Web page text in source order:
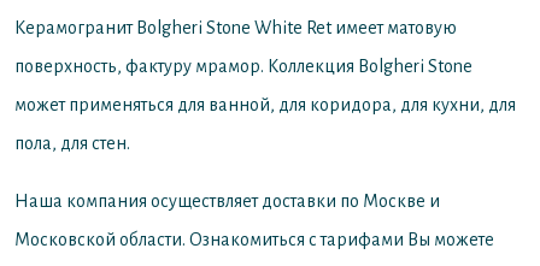
Керамогранит Bolgheri Stone White Ret имеет матовую
поверхность, фактуру мрамор. Коллекция Bolgheri Stone
может применяться для ванной, для коридора, для кухни, для
пола, для стен.
Наша компания осуществляет доставки по Москве и
Московской области. Ознакомиться с тарифами Вы можете